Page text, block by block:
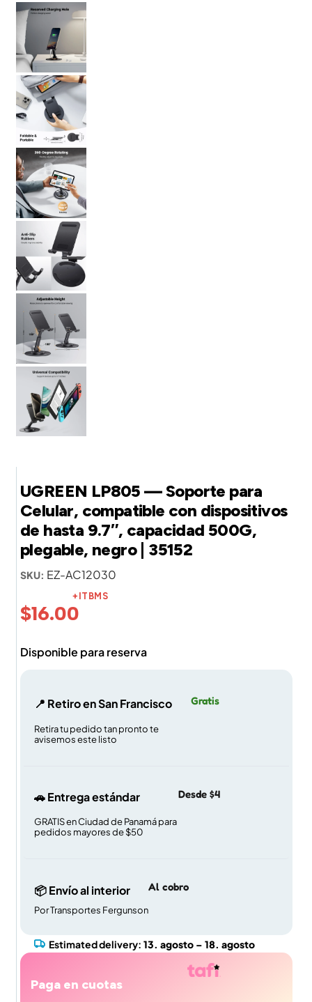
UGREEN LP805 — Soporte para
Celular, compatible con dispositivos
de hasta 9.7″, capacidad 500G,
plegable, negro | 35152
SKU: EZ-AC12030
$16.00
+ITBMS
Disponible para reserva
📍 Retiro en San Francisco
Retira tu pedido tan pronto te
avisemos este listo
Gratis
🚗 Entrega estándar
GRATIS en Ciudad de Panamá para
pedidos mayores de $50
Desde $4
📦 Envío al interior
Por Transportes Fergunson
Al cobro
Estimated delivery: 13. agosto – 18. agosto
Paga en cuotas